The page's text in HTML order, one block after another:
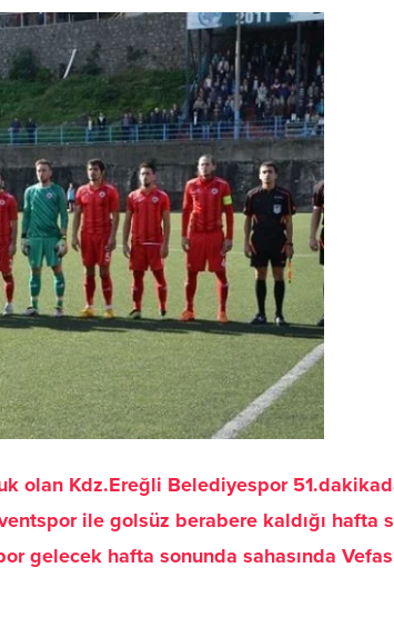
Kdz.Ereğli Belediyespor 51.dakikada
ile golsüz berabere kaldığı hafta
gelecek hafta sonunda sahasında